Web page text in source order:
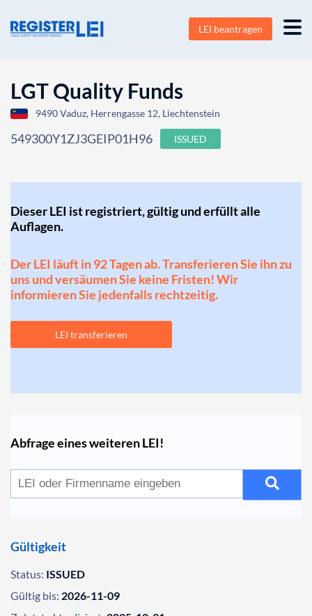
LEI beantragen
LGT Quality Funds
9490 Vaduz, Herrengasse 12, Liechtenstein
549300Y1ZJ3GEIP01H96 ISSUED
Dieser LEI ist registriert, gültig und erfüllt alle
Auflagen.
Der LEI läuft in 92 Tagen ab. Transferieren Sie ihn zu
uns und versäumen Sie keine Fristen! Wir
informieren Sie jedenfalls rechtzeitig.
LEI transferieren
Abfrage eines weiteren LEI!
Gültigkeit
Status: ISSUED
Gültig bis: 2026-11-09